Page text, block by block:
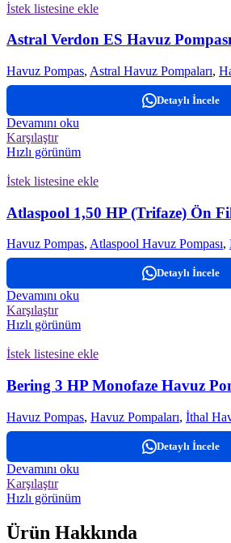
İstek listesine ekle
Astral Verdon ES Havuz
Havuz Pompas, Astral Havuz Pompaları,
Detaylı İncele
Devamını oku
Karşılaştır
Hızlı görünüm
İstek listesine ekle
Atlaspool 1,50 HP (Trifaze) Ön
Havuz Pompas, Atlaspool Havuz Pompası,
Detaylı İncele
Devamını oku
Karşılaştır
Hızlı görünüm
İstek listesine ekle
Bering 3 HP Monofaze Havuz
Havuz Pompas, Havuz Pompaları, İthal
Detaylı İncele
Devamını oku
Karşılaştır
Hızlı görünüm
Ürün Hakkında